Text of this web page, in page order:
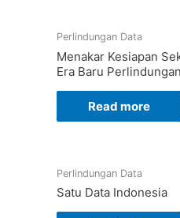
Perlindungan Data
Menakar Kesiapan
Era Baru
Read more
Perlindungan Data
Satu Data Indonesia